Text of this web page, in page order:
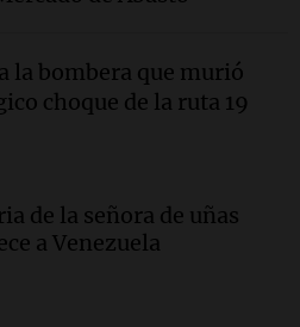
de Jujuy enfrentan
700.000 pesos en
reconoce el COVID
laboral tras caso de
la bombera que murió
choque de la ruta 19
de la señora de uñas
a Venezuela